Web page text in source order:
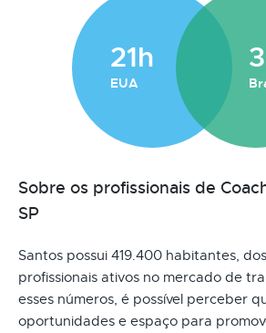
21h
EUA
Sobre os profissionais de
SP
Santos possui 419.400 habitantes,
profissionais ativos no mercado de
esses números, é possível perceber
oportunidades e espaço para